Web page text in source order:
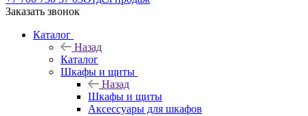
Заказать звонок
Каталог
Назад
Каталог
Шкафы и щиты
Назад
Шкафы и щиты
Аксессуары для шкафов